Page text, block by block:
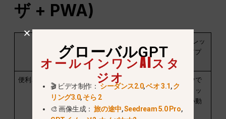
ザ + PWA)
（Chrome/Edge）
PWA（プログレッ
シブウェブアプ
リ）
便利さ
どのタブからも簡
単にアクセス可
能；マルチタスク
に最適
専用ウィンドウで
開く；デスクトッ
プアプリに近い動
作をする
グローバルGPT
オールインワンAIスタ
ジオ
🎬 ビデオ制作：シーダンス2.0,ベオ 3.1,ク
リング3.0,そら 2
🎨 画像生成：旅の途中,Seedream 5.0 Pro,